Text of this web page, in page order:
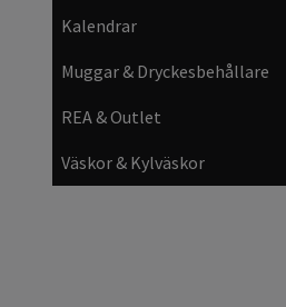
Kalendrar
Muggar & Dryckesbehållare
REA & Outlet
Väskor & Kylväskor